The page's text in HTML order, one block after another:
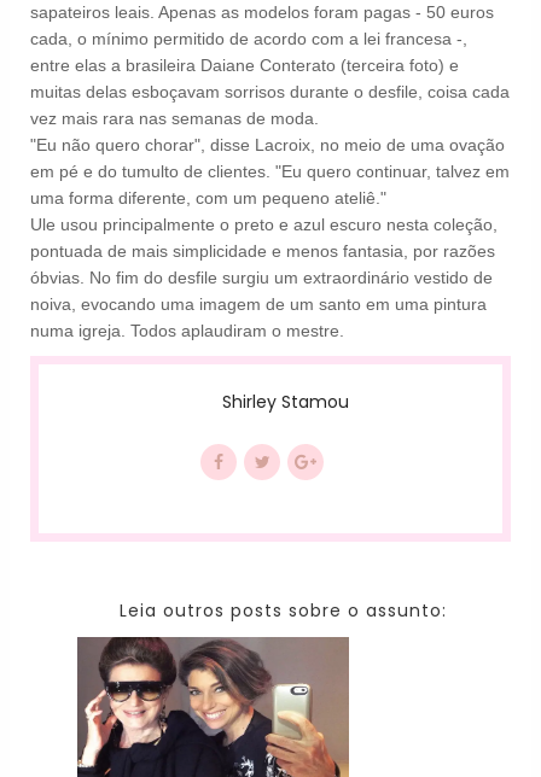
sapateiros leais. Apenas as modelos foram pagas - 50 euros
cada, o mínimo permitido de acordo com a lei francesa -,
entre elas a brasileira Daiane Conterato (terceira foto) e
muitas delas esboçavam sorrisos durante o desfile, coisa cada
vez mais rara nas semanas de moda.
"Eu não quero chorar", disse Lacroix, no meio de uma ovação
em pé e do tumulto de clientes. "Eu quero continuar, talvez em
uma forma diferente, com um pequeno ateliê."
Ule usou principalmente o preto e azul escuro nesta coleção,
pontuada de mais simplicidade e menos fantasia, por razões
óbvias. No fim do desfile surgiu um extraordinário vestido de
noiva, evocando uma imagem de um santo em uma pintura
numa igreja. Todos aplaudiram o mestre.
Shirley Stamou
Leia outros posts sobre o assunto: